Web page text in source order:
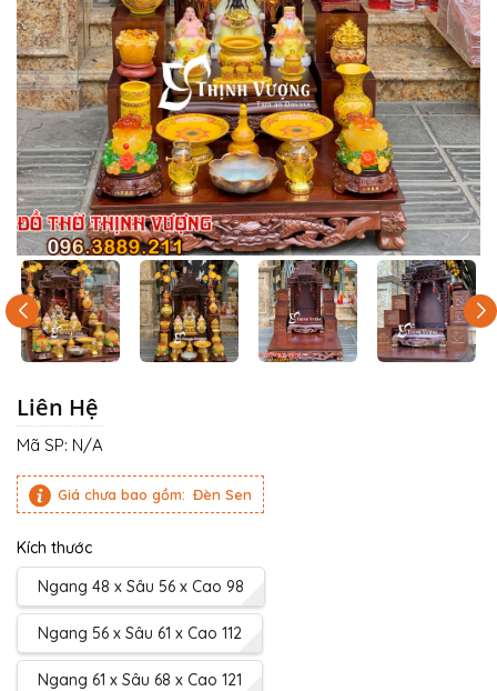
Liên Hệ
Kích thước
Ngang 48 x Sâu 56 x Cao 98
Ngang 56 x Sâu 61 x Cao 112
Ngang 61 x Sâu 68 x Cao 121
Mã SP: N/A
Giá chưa bao gồm: Đèn Sen